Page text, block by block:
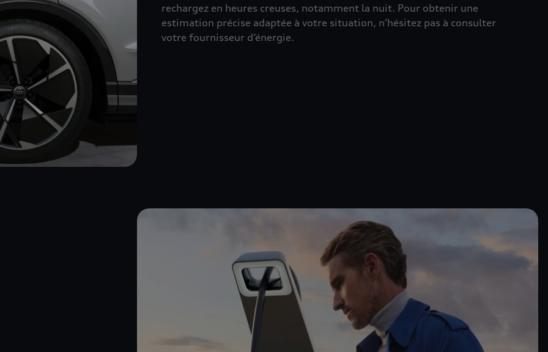
rechargez en heures creuses, notamment la nuit. Pour obtenir une
estimation précise adaptée à votre situation, n’hésitez pas à consulter
votre fournisseur d’énergie.